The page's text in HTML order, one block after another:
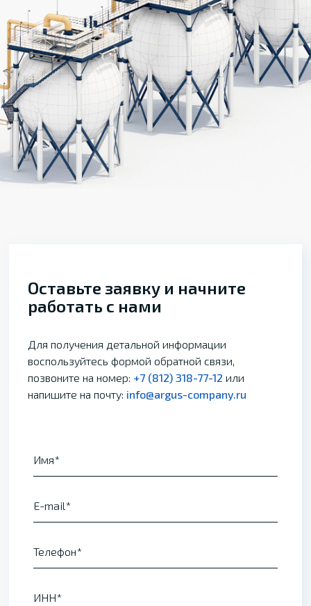
Оставьте заявку и начните
работать с нами
Для получения детальной информации
воспользуйтесь формой обратной связи,
позвоните на номер: +7 (812) 318-77-12 или
напишите на почту: info@argus-company.ru
Имя
E-mail
Телефон
ИНН